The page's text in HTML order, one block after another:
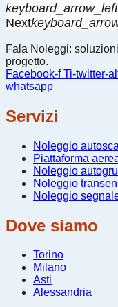
keyboard_arrow_left
Next
Fala Noleggi:
progetto.
Facebook-f Ti-twitter-
whatsapp
Servizi
Noleggio
Piattaforma
Noleggio autogru
Noleggio
Noleggio
Dove siamo
Torino
Milano
Asti
Alessandria